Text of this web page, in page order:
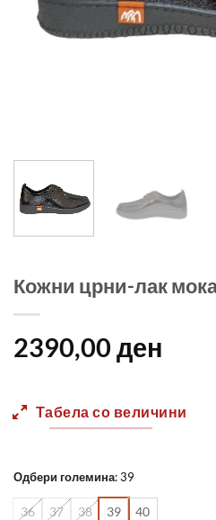
Кожни црни-лак
2390,00 ден
Табела со величини
Одбери големина:39
36 37 38 39 40